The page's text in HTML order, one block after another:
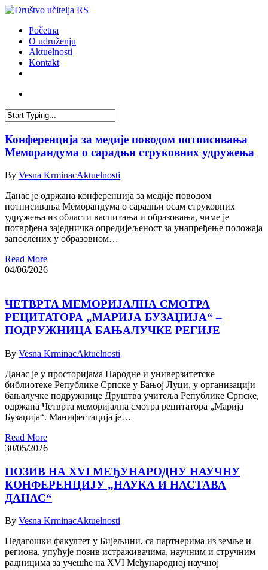
Skip
main
content
account
Menu
Početna
O udruženju
Aktuelnosti
Kontakt
Search
Конференција за медије поводом потписивања
Меморандума о сарадњи струковних удружења
By Vesna KrminacAktuelnosti
Данас је одржана конференција за медије поводом
потписивања Меморандума о сарадњи осам струковних
удружења из области васпитања и образовања, чиме је
потврђена заједничка опредијељеност за унапређење положаја
запослених у образовном…
Read More
04/06/2026
ЧЕТВРТА МЕМОРИЈАЛНА СМОТРА
РЕЦИТАТОРА „МАРИЈА БУЗАЏИЈА“ –
ПОДРУЖНИЦА БАЊАЛУЧКЕ РЕГИЈЕ
By Vesna KrminacAktuelnosti
Данас је у просторијама Народне и универзитетске
библиотеке Републике Српске у Бањој Луци, у организацији
бањалучке подружнице Друштва учитеља Републике Српске,
одржана Четврта меморијална смотра рецитатора „Марија
Бузаџија“. Манифестација је…
Read More
30/05/2026
ПОЗИВ НА XVI МЕЂУНАРОДНУ НАУЧНУ
КОНФЕРЕНЦИЈУ „НАУКА И НАСТАВА
ДАНАС“
By Vesna KrminacAktuelnosti
Педагошки факултет у Бијељини, са партнерима из земље и
региона, упућује позив истраживачима, научним и стручним
радницима за учешће на XVI Међународној научној